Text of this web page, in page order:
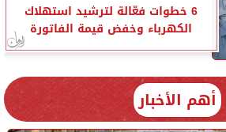
6 خطوات فعّالة لترشيد استهلاك
الكهرباء وخفض قيمة الفاتورة
أهم الأخبار